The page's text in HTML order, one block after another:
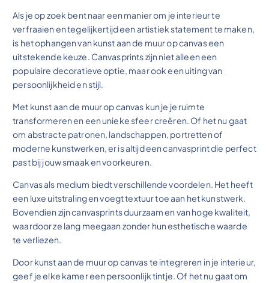
Als je op zoek bent naar een manier om je interieur te
verfraaien en tegelijkertijd een artistiek statement te maken,
is het ophangen van kunst aan de muur op canvas een
uitstekende keuze. Canvasprints zijn niet alleen een
populaire decoratieve optie, maar ook een uiting van
persoonlijkheid en stijl.
Met kunst aan de muur op canvas kun je je ruimte
transformeren en een unieke sfeer creëren. Of het nu gaat
om abstracte patronen, landschappen, portretten of
moderne kunstwerken, er is altijd een canvasprint die perfect
past bij jouw smaak en voorkeuren.
Canvas als medium biedt verschillende voordelen. Het heeft
een luxe uitstraling en voegt textuur toe aan het kunstwerk.
Bovendien zijn canvasprints duurzaam en van hoge kwaliteit,
waardoor ze lang meegaan zonder hun esthetische waarde
te verliezen.
Door kunst aan de muur op canvas te integreren in je interieur,
geef je elke kamer een persoonlijk tintje. Of het nu gaat om